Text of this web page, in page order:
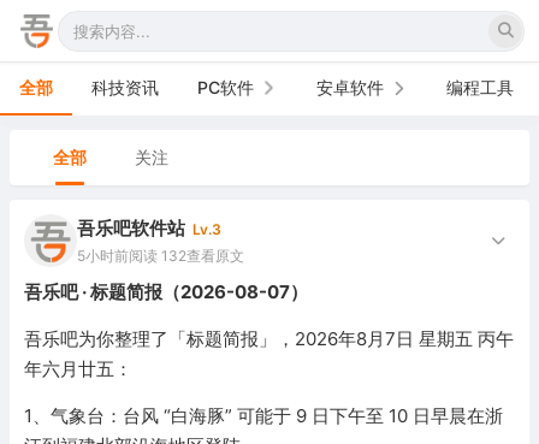
全部 科技资讯 PC软件
办公软件
图形图像
音频视频
游戏娱乐
安全防御
安卓软件
手机软件
车机软件
编程工具
全部 关注
吾乐吧软件站 Lv.3
5小时前阅读 132查看原文
吾乐吧 · 标题简报（2026-08-07）
吾乐吧为你整理了「标题简报」，2026年8月7日 星期五 丙午
年六月廿五：
1、气象台：台风 “白海豚” 可能于 9 日下午至 10 日早晨在浙